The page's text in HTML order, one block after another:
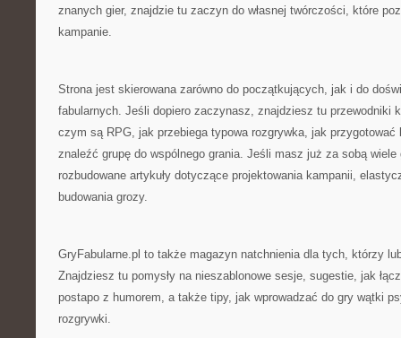
znanych gier, znajdzie tu zaczyn do własnej twórczości, które
kampanie.
Strona jest skierowana zarówno do początkujących, jak i do
fabularnych. Jeśli dopiero zaczynasz, znajdziesz tu przewodniki
czym są RPG, jak przebiega typowa rozgrywka, jak przygotować
znaleźć grupę do wspólnego grania. Jeśli masz już za sobą
rozbudowane artykuły dotyczące projektowania kampanii,
budowania grozy.
GryFabularne.pl to także magazyn natchnienia dla tych, którzy
Znajdziesz tu pomysły na nieszablonowe sesje, sugestie, jak
postapo z humorem, a także tipy, jak wprowadzać do gry wątki
rozgrywki.